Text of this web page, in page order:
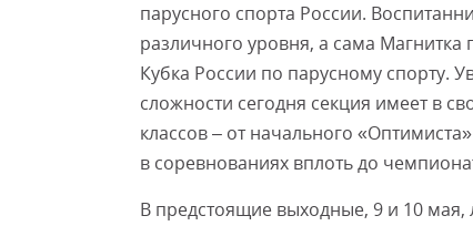
парусного спорта России.
различного уровня, а сама Магнитка
Кубка России по парусному спорту.
сложности сегодня секция имеет в
классов – от начального
в соревнованиях вплоть до
В предстоящие выходные, 9 и 10